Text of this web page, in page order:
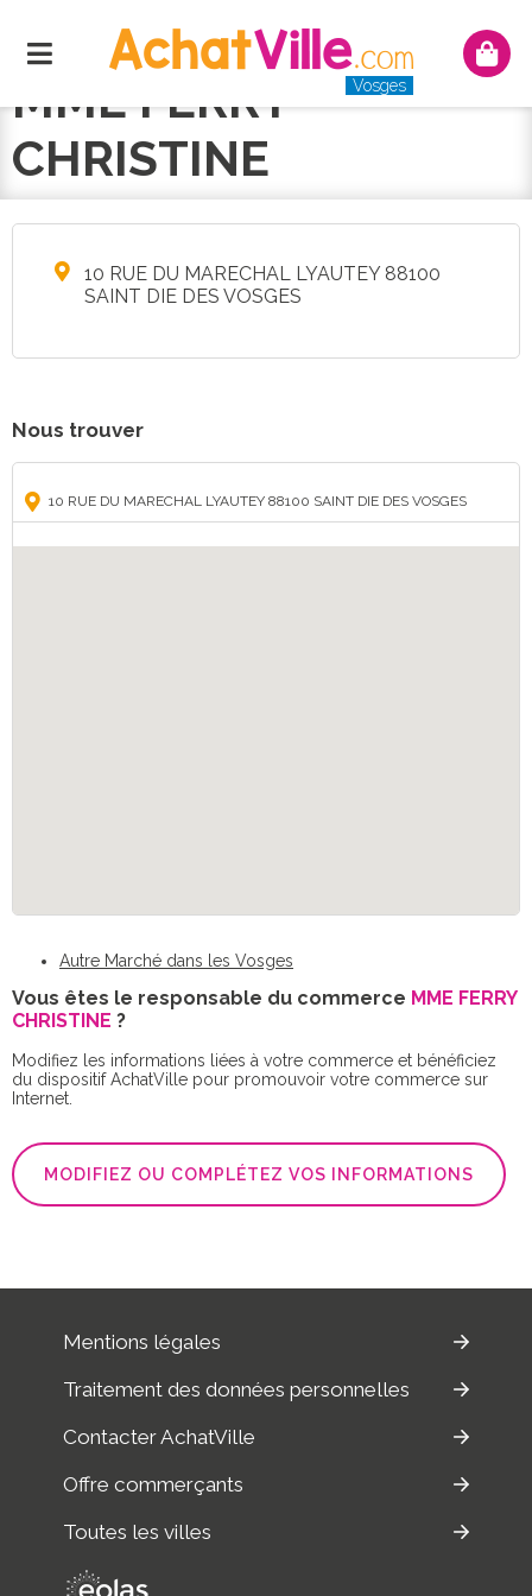
Menu
Vosges
Mon
panier
MME FERRY
CHRISTINE
10 RUE DU MARECHAL LYAUTEY 88100
SAINT DIE DES VOSGES
Nous trouver
10 RUE DU MARECHAL LYAUTEY 88100 SAINT DIE DES VOSGES
Autre Marché dans les Vosges
Vous êtes le responsable du commerce MME FERRY
CHRISTINE ?
Modifiez les informations liées à votre commerce et bénéficiez
du dispositif AchatVille pour promouvoir votre commerce sur
Internet.
MODIFIEZ OU COMPLÉTEZ VOS INFORMATIONS
Mentions légales
Traitement des données personnelles
Contacter AchatVille
Offre commerçants
Toutes les villes